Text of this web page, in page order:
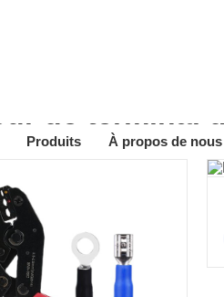
Produits À propos de nous